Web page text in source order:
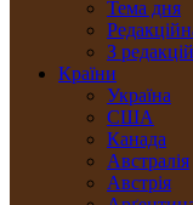
Тема дня
З
Країни
Україна
США
Канада
Австралія
Австрія